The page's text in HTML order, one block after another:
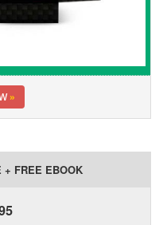
»
+ FREE EBOOK